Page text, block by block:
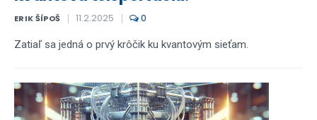
ERIK ŠÍPOŠ 11.2.2025 0
Zatiaľ sa jedná o prvý krôčik ku kvantovým sieťam.